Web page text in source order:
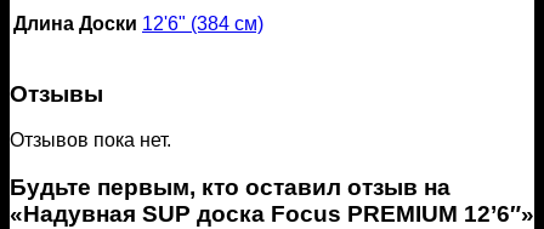
Длина Доски 12'6" (384 см)
Отзывы
Отзывов пока нет.
Будьте первым, кто оставил отзыв на
«Надувная SUP доска Focus PREMIUM 12’6″»